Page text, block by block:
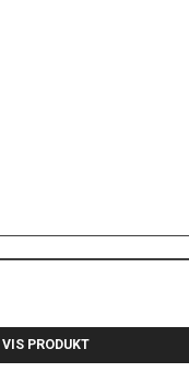
VIS PRODUKT